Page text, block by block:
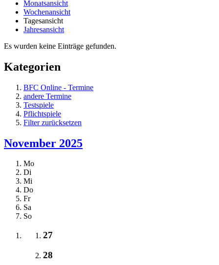
Monatsansicht
Wochenansicht
Tagesansicht
Jahresansicht
Es wurden keine Einträge gefunden.
Kategorien
BFC Online - Termine
andere Termine
Testspiele
Pflichtspiele
Filter zurücksetzen
November 2025
Mo
Di
Mi
Do
Fr
Sa
So
27
28